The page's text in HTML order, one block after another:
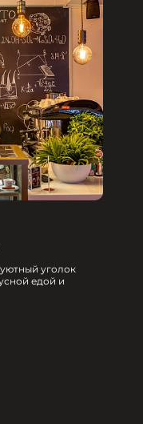
уголок
едой и